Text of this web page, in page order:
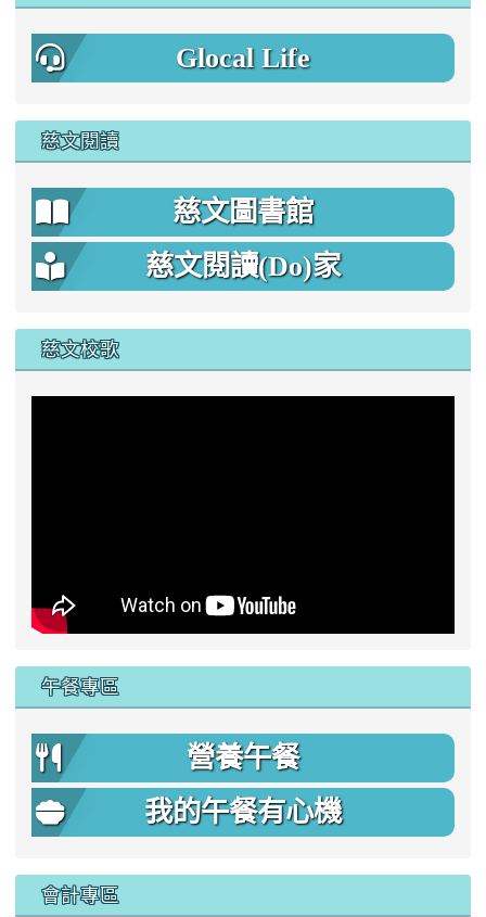
Glocal Life
慈文閱讀
慈文圖書館
慈文閱讀(Do)家
慈文校歌
午餐專區
營養午餐
我的午餐有心機
會計專區